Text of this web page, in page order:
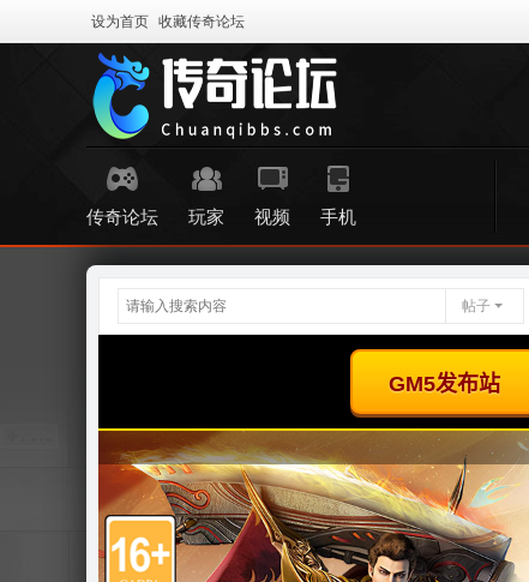
设为首页 收藏传奇论坛
传奇论坛 玩家 视频 手机
帖子